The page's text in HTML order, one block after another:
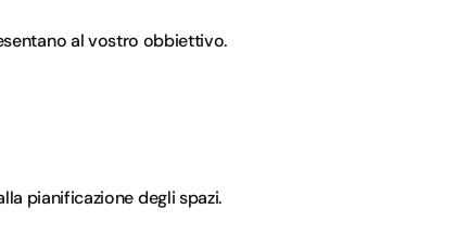
al vostro obbiettivo.
pianificazione degli spazi.